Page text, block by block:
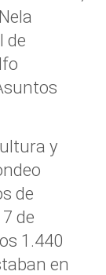
de
y
de
de
1.440
en